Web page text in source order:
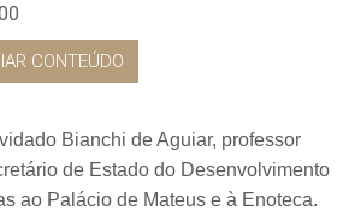
CONTEÚDO
Bianchi de Aguiar, professor
de Estado do Desenvolvimento
ao Palácio de Mateus e à Enoteca.